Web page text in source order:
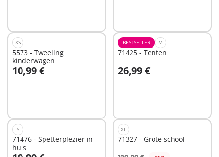
XS
5573 - Tweeling
kinderwagen
10,99 €
In winkelwagen
BESTSELLER M
71425 - Tenten
26,99 €
In winkelwagen
S
71476 - Spetterplezier in
huis
XL
71327 - Grote school